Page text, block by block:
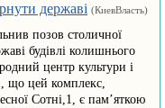
державі (КиевВласть)
позов столичної
будівлі колишнього
центр культури і
що цей комплекс,
Сотні,1, є пам’яткою